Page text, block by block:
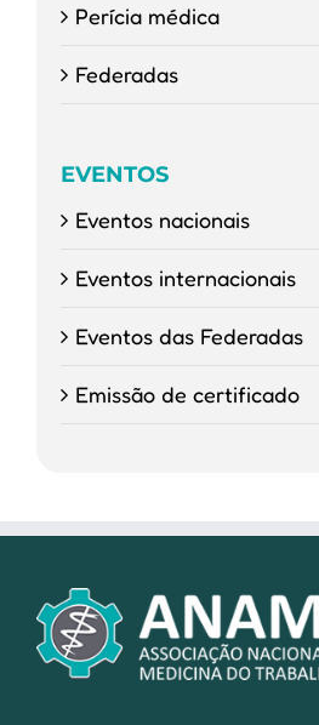
Perícia médica
Federadas
EVENTOS
Eventos nacionais
Eventos internacionais
Eventos das Federadas
Emissão de certificado